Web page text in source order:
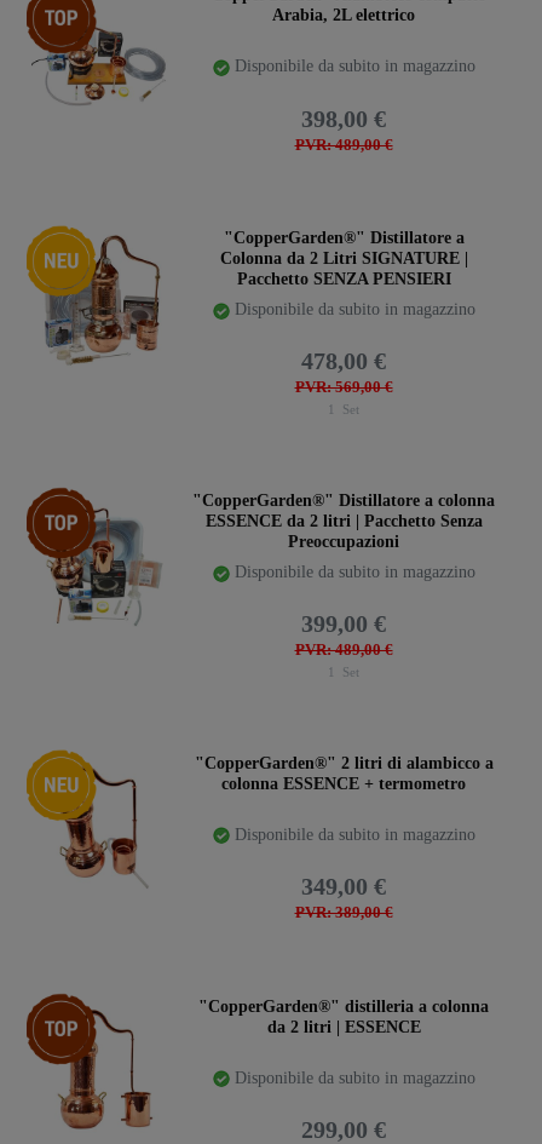
Arabia, 2L elettrico
Disponibile da subito in magazzino
PVR: 489,00 €
398,00 €
Ceres::Template.storeSpecialNew"CopperGarden®" Distillatore a
Colonna da 2 Litri SIGNATURE |
Pacchetto SENZA PENSIERI
Disponibile da subito in magazzino
PVR: 569,00 €
478,00 €
1 Set
Ceres::Template.storeSpecialTop"CopperGarden®" Distillatore a colonna
ESSENCE da 2 litri | Pacchetto Senza
Preoccupazioni
Disponibile da subito in magazzino
PVR: 489,00 €
399,00 €
1 Set
Ceres::Template.storeSpecialNew"CopperGarden®" 2 litri di alambicco a
colonna ESSENCE + termometro
Disponibile da subito in magazzino
PVR: 389,00 €
349,00 €
Ceres::Template.storeSpecialTop"CopperGarden®" distilleria a colonna
da 2 litri | ESSENCE
Disponibile da subito in magazzino
299,00 €